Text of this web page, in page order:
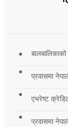
बालबालिकाको
प्रवासमा
एभरेष्ट
प्रवासमा